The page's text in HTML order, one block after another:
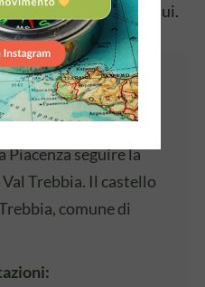
sulla regione qui.
per visitare il
Piacenza seguire la
Trebbia. Il castello
comune di